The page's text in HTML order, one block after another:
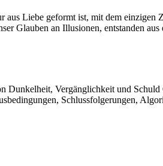
Liebe geformt ist, mit dem einzigen
Glauben an Illusionen, entstanden
Vergänglichkeit und
Schlussfolgerungen,